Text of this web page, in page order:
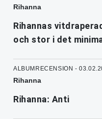
Rihanna
Rihannas
och stor i det
ALBUMRECENSION -
Rihanna
Rihanna: Anti